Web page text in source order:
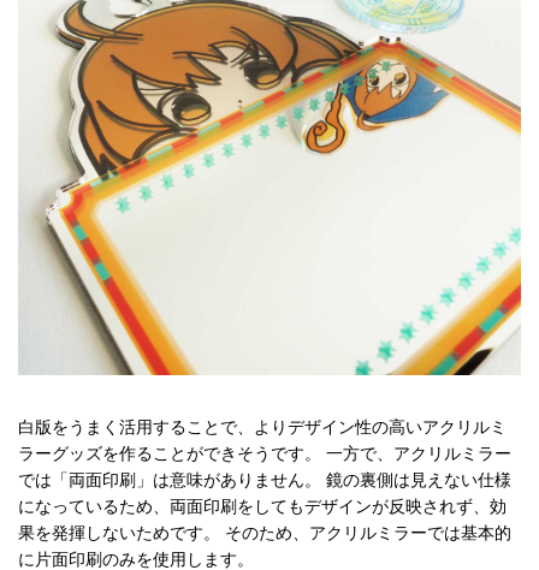
白版をうまく活用することで、よりデザイン性の高いアクリルミ
ラーグッズを作ることができそうです。 一方で、アクリルミラー
では「両面印刷」は意味がありません。 鏡の裏側は見えない仕様
になっているため、両面印刷をしてもデザインが反映されず、効
果を発揮しないためです。 そのため、アクリルミラーでは基本的
に片面印刷のみを使用します。